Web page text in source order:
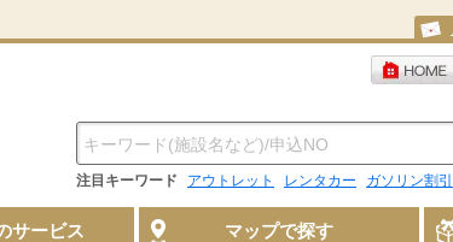
注目キーワード アウトレット レンタカー ガソリン割引
サービス マップで探す